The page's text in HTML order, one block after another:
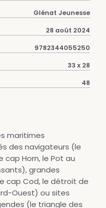
Glénat Jeunesse
28 août 2024
9782344055250
33 x 28
48
maritimes
des navigateurs (le
cap Horn, le Pot au
grandes
cap Cod, le détroit de
Ouest) ou sites
(le triangle des